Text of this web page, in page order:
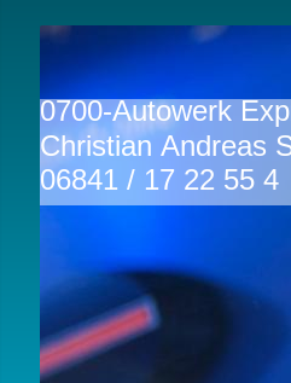
0700-
Christian Andreas
06841 / 17 22 55 4